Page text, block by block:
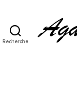
Recherche